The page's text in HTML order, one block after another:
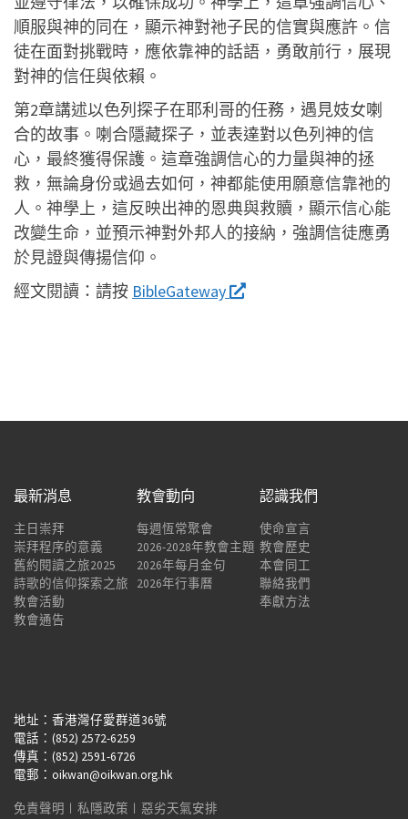
順服與神的同在，顯示神對祂子民的信實與應許。信
徒在面對挑戰時，應依靠神的話語，勇敢前行，展現
對神的信任與依賴。
第2章講述以色列探子在耶利哥的任務，遇見妓女喇
合的故事。喇合隱藏探子，並表達對以色列神的信
心，最終獲得保護。這章強調信心的力量與神的拯
救，無論身份或過去如何，神都能使用願意信靠祂的
人。神學上，這反映出神的恩典與救贖，顯示信心能
改變生命，並預示神對外邦人的接納，強調信徒應勇
於見證與傳揚信仰。
經文閱讀： 請按 BibleGateway
最新消息
主日崇拜
崇拜程序的意義
舊約閱讀之旅2025
詩歌的信仰探索之旅
教會活動
教會通告
教會動向
每週恆常聚會
2026-2028年教會主題
2026年每月金句
2026年行事曆
認識我們
使命宣言
教會歷史
本會同工
聯絡我們
奉獻方法
地址：香港灣仔愛群道36號
電話：(852) 2572-6259
傳真：(852) 2591-6726
電郵：oikwan@oikwan.org.hk
免責聲明 ︱ 私隱政策 ︱ 惡劣天氣安排